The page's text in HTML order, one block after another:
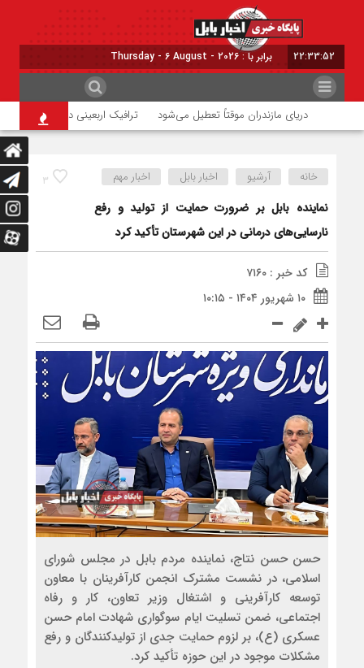
22:33:52 برابر با : Thursday - 6 August - 2026
دریای مازندران موقتاً تعطیل می‌شود ترافیک اربعینی در جاده‌های شمال
۳ خانه آرشیو اخبار بابل اخبار مهم
نماینده بابل بر ضرورت حمایت از تولید و رفع
نارسایی‌های درمانی در این شهرستان تأکید کرد
کد خبر : ۷۱۶۰
۱۰ شهریور ۱۴۰۴ - ۱۰:۱۵
حسن حسن نتاج، نماینده مردم بابل در مجلس شورای
اسلامی، در نشست مشترک انجمن کارآفرینان با معاون
توسعه کارآفرینی و اشتغال وزیر تعاون، کار و رفاه
اجتماعی، ضمن تسلیت ایام سوگواری شهادت امام حسن
عسکری (ع)، بر لزوم حمایت جدی از تولیدکنندگان و رفع
مشکلات موجود در این حوزه تأکید کرد.